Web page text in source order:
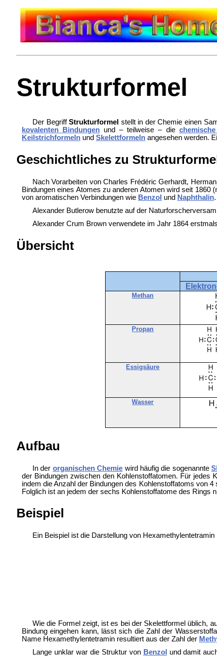
Strukturformel
Der BegriffStrukturformel stellt in der Chemie einen
kovalenten Bindungen und – teilweise – die
Keilstrichformelnund Skelettformelnangesehen werden.
Geschichtliches zu
Nach Vorarbeiten von Charles Frédéric Gerhardt,
Bindungen eines Atomes zu anderen Atomen wird seit
von aromatischen Verbindungen wie Benzol und Naphthalin.
Alexander Butlerow benutzte auf der
Alexander Crum Brown verwendete im Jahr 1864
Übersicht
Methan
Propan
Essigsäure
Wasser
Aufbau
In der organischen Chemie wird häufig die sogenannte
der Bindungen zwischen den Kohlenstoffatomen. Für jedes
indem die Anzahl der Bindungen des Kohlenstoffatoms von
Folglich ist an jedem der sechs Kohlenstoffatome des
Beispiel
Ein Beispiel ist die Darstellung von
Wie die Formel zeigt, ist es bei der Skelettformel üblich,
Bindung eingehen kann, lässt sich die Zahl der
Name Hexamethylentetramin resultiert aus der Zahl der
Lange unklar war die Struktur von Benzol
und damit